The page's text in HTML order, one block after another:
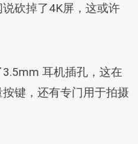
砍掉了4K屏，这或许
耳机插孔，这在
键，还有专门用于拍摄